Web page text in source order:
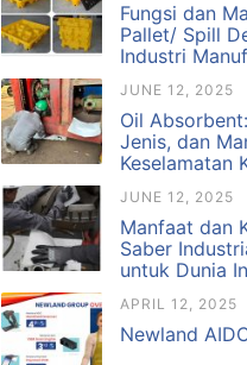
Fungsi dan
Pallet/ Spill
Industri
JUNE 12, 2025
Oil
Jenis, dan
Keselamatan
JUNE 12, 2025
Manfaat dan
Saber
untuk Dunia
APRIL 12, 2025
Newland